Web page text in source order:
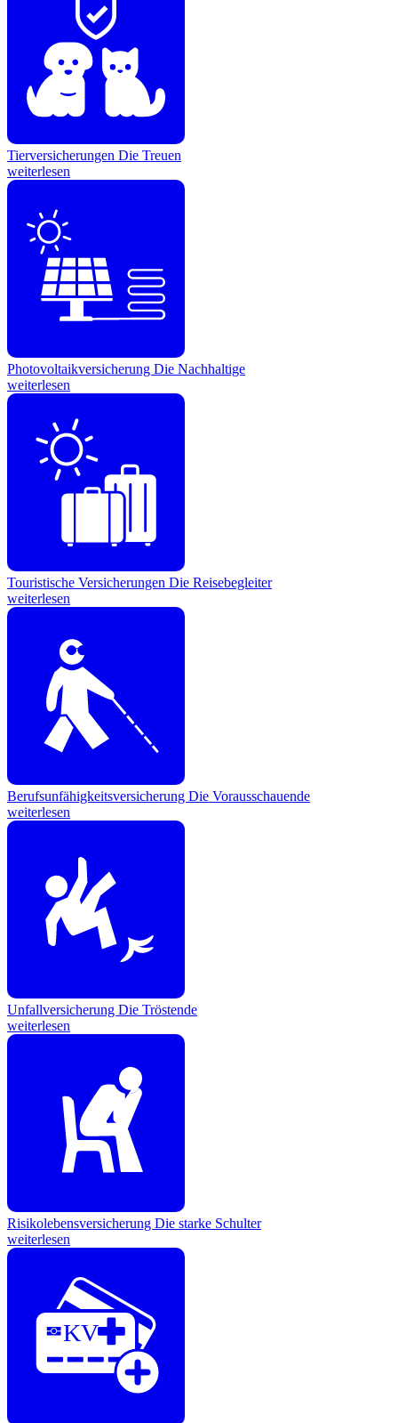
Tierversicherungen Die Treuen
weiterlesen
Photovoltaikversicherung Die Nachhaltige
weiterlesen
Touristische Versicherungen Die Reisebegleiter
weiterlesen
Berufsunfähigkeitsversicherung Die Vorausschauende
weiterlesen
Unfallversicherung Die Tröstende
weiterlesen
Risikolebensversicherung Die starke Schulter
weiterlesen
KV